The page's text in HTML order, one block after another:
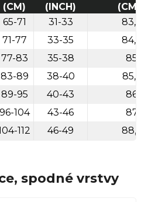
(CM)
(INCH)
(CM)
65-71 31-33
83,7
71-77 33-35
84,3
77-83 35-38
85
83-89 38-40
85,5
89-95 40-43
86
96-104 43-46
87
112 46-49 88,3
spodné vrstvy